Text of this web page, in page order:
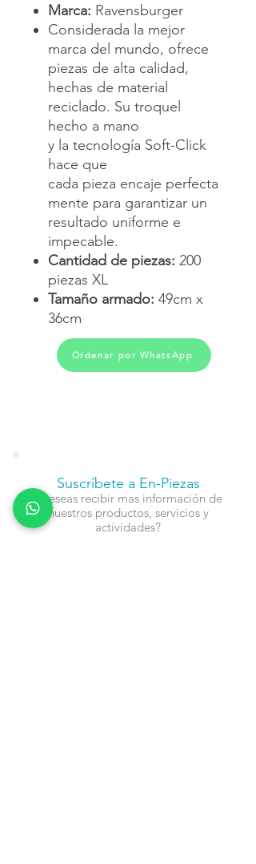
Marca: Ravensburger
Considerada la mejor
marca del mundo, ofrece
piezas de alta calidad,
hechas de material
reciclado. Su troquel
hecho a mano
y la tecnología Soft-Click
hace que
cada pieza encaje perfecta
mente para garantizar un
resultado uniforme e
impecable.
Cantidad de piezas: 200
piezas XL
Tamaño armado: 49cm x
36cm
Ordenar por WhatsApp
Suscríbete a En-Piezas
¿Deseas recibir mas información de
nuestros productos, servicios y
actividades?